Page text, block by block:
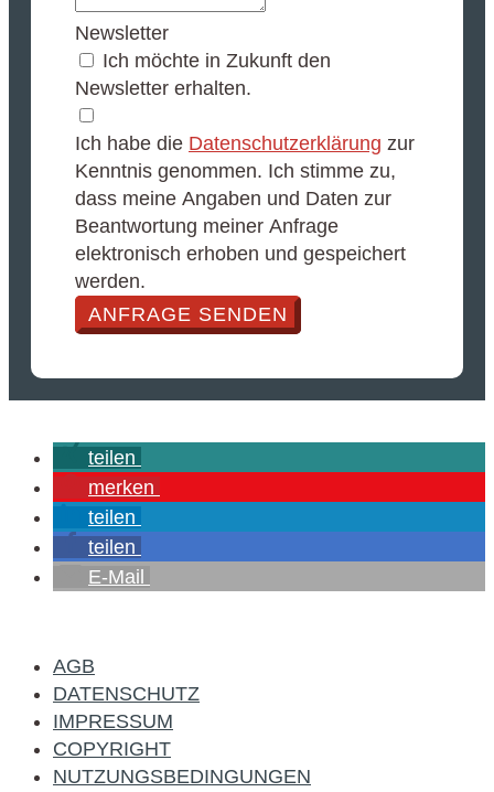
Newsletter
Ich möchte in Zukunft den
Newsletter erhalten.
Ich habe die Datenschutzerklärung zur
Kenntnis genommen. Ich stimme zu,
dass meine Angaben und Daten zur
Beantwortung meiner Anfrage
elektronisch erhoben und gespeichert
werden.
ANFRAGE SENDEN
teilen
merken
teilen
teilen
E-Mail
AGB
DATENSCHUTZ
IMPRESSUM
COPYRIGHT
NUTZUNGSBEDINGUNGEN